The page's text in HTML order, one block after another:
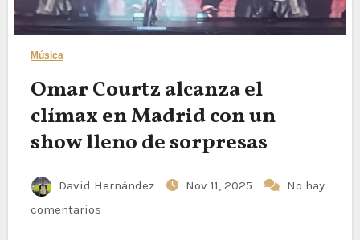
Música
Omar Courtz alcanza el
clímax en Madrid con un
show lleno de sorpresas
David Hernández Nov 11, 2025
No hay
comentarios